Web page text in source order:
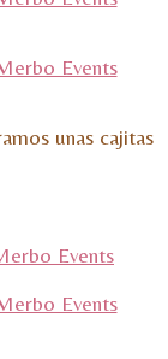
unas cajitas